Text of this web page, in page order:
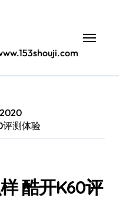
2020
评测体验
酷开K60评